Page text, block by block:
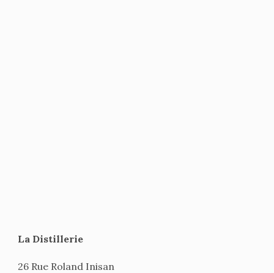
La Distillerie
26 Rue Roland Inisan